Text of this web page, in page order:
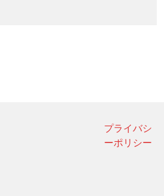
プライバシ
ーポリシー